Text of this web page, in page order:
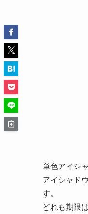
単色アイシ
アイシャド
す。
どれも期限